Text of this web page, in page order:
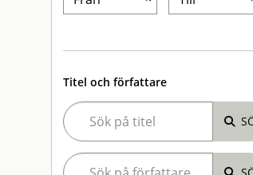
Titel och författare